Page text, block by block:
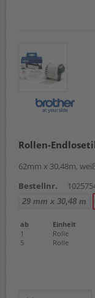
Rollen-
62mm x 30,48m,
Bestellnr.
29 mm x 30,48 m
ab Einheit
1
Rolle
5
Rolle